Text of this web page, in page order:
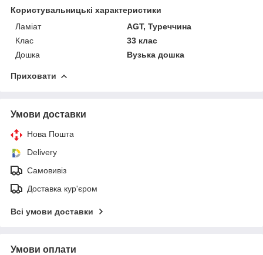
Користувальницькі характеристики
Ламіат
AGT, Туреччина
Клас
33 клас
Дошка
Вузька дошка
Приховати
Умови доставки
Нова Пошта
Delivery
Самовивіз
Доставка кур'єром
Всі умови доставки
Умови оплати